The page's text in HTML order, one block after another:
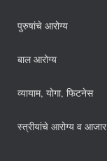
पुरुषांचे आरोग्य
बाल आरोग्य
व्यायाम, योगा, फिटनेस
स्त्रीयांचे आरोग्य व आजार